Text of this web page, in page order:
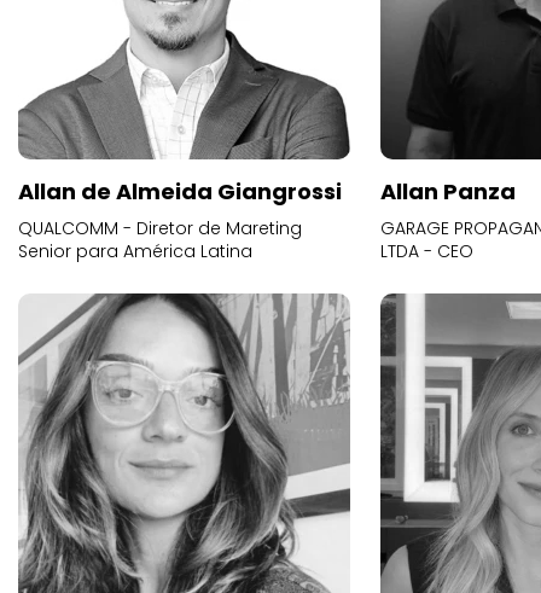
Allan de Almeida Giangrossi
QUALCOMM - Diretor de Mareting
Senior para América Latina
Allan Panza
GARAGE
LTDA - CEO